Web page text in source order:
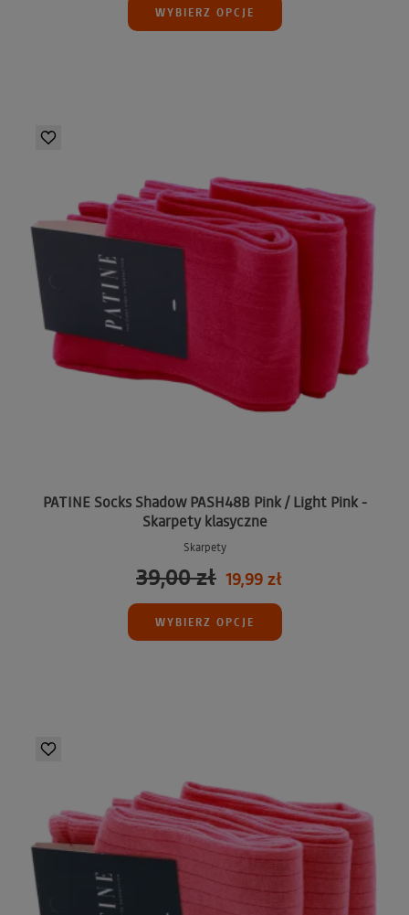
WYBIERZ OPCJE
PATINE Socks Shadow PASH48B Pink / Light Pink -
Skarpety klasyczne
Skarpety
39,00 zł 19,99 zł
WYBIERZ OPCJE